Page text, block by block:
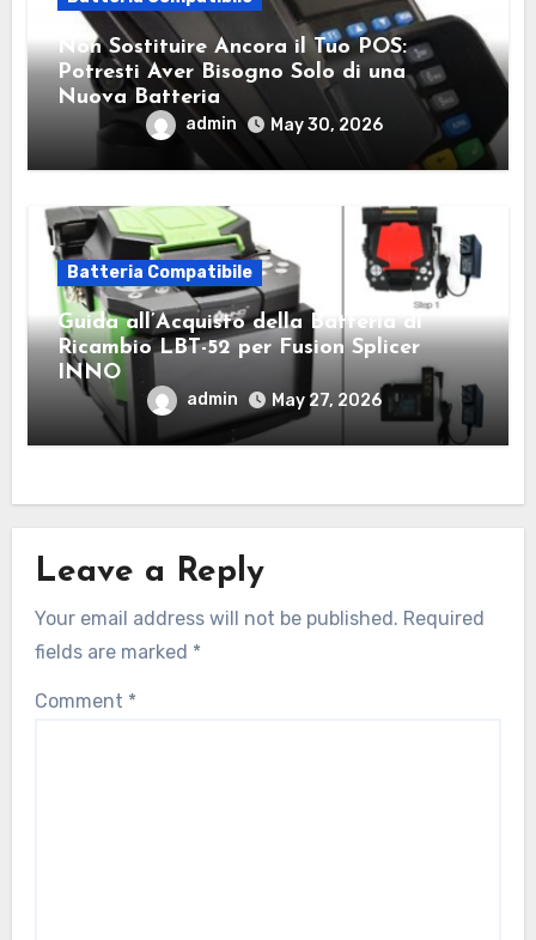
Non Sostituire Ancora il Tuo POS:
Potresti Aver Bisogno Solo di una
Nuova Batteria
admin May 30, 2026
Batteria Compatibile
Guida all’Acquisto della Batteria di
Ricambio LBT-52 per Fusion Splicer
INNO
admin May 27, 2026
Leave a Reply
Your email address will not be published. Required
fields are marked *
Comment *